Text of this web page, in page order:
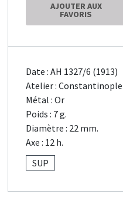
AJOUTER AUX
FAVORIS
Date : AH 1327/6 (1913)
Atelier : Constantinople
Métal : Or
Poids : 7 g.
Diamètre : 22 mm.
Axe : 12 h.
SUP